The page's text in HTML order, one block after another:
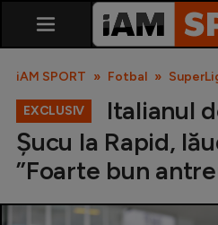
iAM SPORT Fotbal
EXCLUSIV
Italianul
Șucu la Rapid,
”Foarte bun